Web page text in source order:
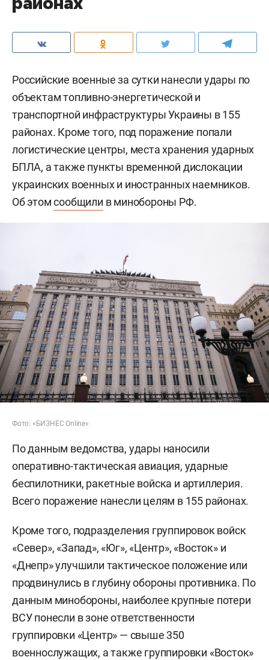
Российские военные за сутки нанесли удары по
объектам топливно-энергетической и
транспортной инфраструктуры Украины в 155
районах. Кроме того, под поражение попали
логистические центры, места хранения ударных
БПЛА, а также пункты временной дислокации
украинских военных и иностранных наемников.
Об этомсообщили в минобороны РФ.
Фото: «БИЗНЕС Online»
По данным ведомства, удары наносили
оперативно-тактическая авиация, ударные
беспилотники, ракетные войска и артиллерия.
Всего поражение нанесли целям в 155 районах.
Кроме того, подразделения группировок войск
«Север», «Запад», «Юг», «Центр», «Восток» и
«Днепр» улучшили тактическое положение или
продвинулись в глубину обороны противника. По
данным минобороны, наиболее крупные потери
ВСУ понесли в зоне ответственности
группировки «Центр» — свыше 350
военнослужащих, а также группировки «Восток»